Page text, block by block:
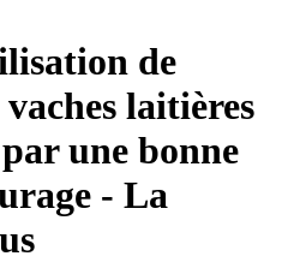
de
laitières
une bonne
- La